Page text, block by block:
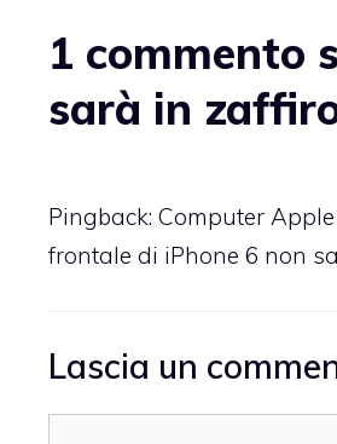
1 commento
sarà in
Pingback: Computer
frontale di iPhone 6 non
Lascia un